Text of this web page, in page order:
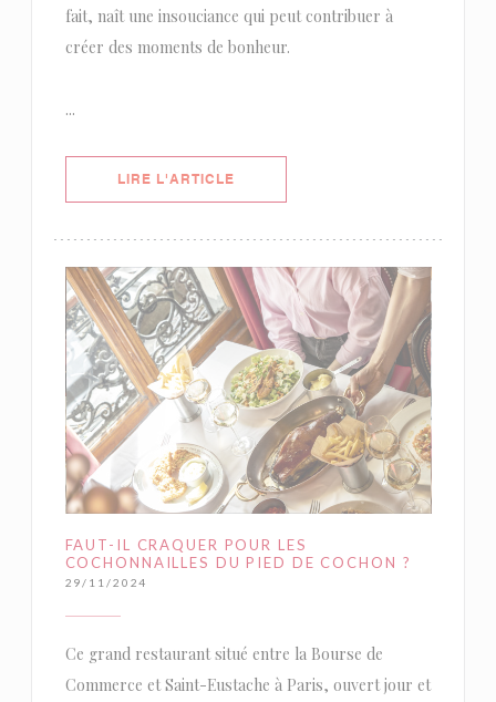
fait, naît une insouciance qui peut contribuer à
créer des moments de bonheur.
...
LIRE L'ARTICLE((OUVRE UNE NOUVELLE
FAUT-IL CRAQUER POUR LES
COCHONNAILLES DU PIED DE COCHON ?
29/11/2024
Ce grand restaurant situé entre la Bourse de
Commerce et Saint-Eustache à Paris, ouvert jour et